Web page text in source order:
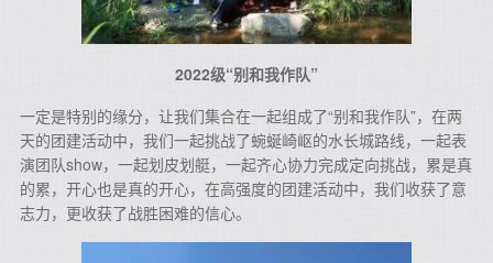
2022级“别和我作队”
一定是特别的缘分，让我们集合在一起组成了“别和我作队”，在两
天的团建活动中，我们一起挑战了蜿蜒崎岖的水长城路线，一起表
演团队show，一起划皮划艇，一起齐心协力完成定向挑战，累是真
的累，开心也是真的开心，在高强度的团建活动中，我们收获了意
志力，更收获了战胜困难的信心。